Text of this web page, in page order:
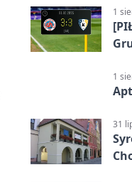
1
1
31